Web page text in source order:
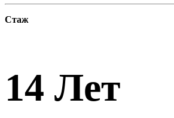
Стаж
14 Лет